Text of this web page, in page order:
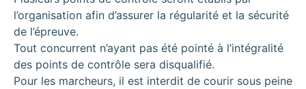
l’organisation afin d’assurer la régularité et la sécurité
de l’épreuve.
Tout concurrent n’ayant pas été pointé à l’intégralité
des points de contrôle sera disqualifié.
Pour les marcheurs, il est interdit de courir sous peine